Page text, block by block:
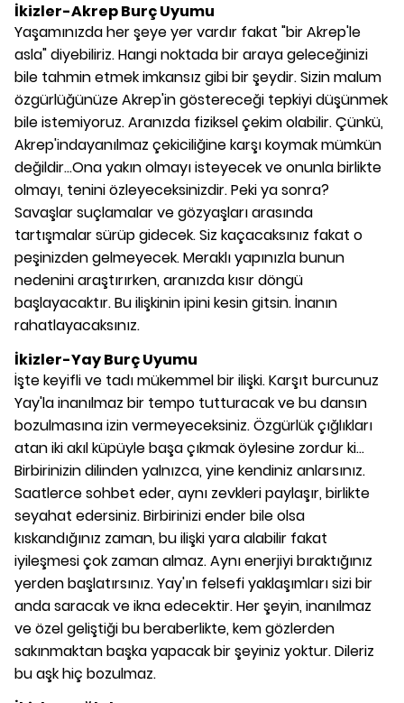
İkizler-Akrep Burç Uyumu
Yaşamınızda her şeye yer vardır fakat "bir Akrep'le
asla" diyebiliriz. Hangi noktada bir araya geleceğinizi
bile tahmin etmek imkansız gibi bir şeydir. Sizin malum
özgürlüğünüze Akrep'in göstereceği tepkiyi düşünmek
bile istemiyoruz. Aranızda fiziksel çekim olabilir. Çünkü,
Akrep'indayanılmaz çekiciliğine karşı koymak mümkün
değildir...Ona yakın olmayı isteyecek ve onunla birlikte
olmayı, tenini özleyeceksinizdir. Peki ya sonra?
Savaşlar suçlamalar ve gözyaşları arasında
tartışmalar sürüp gidecek. Siz kaçacaksınız fakat o
peşinizden gelmeyecek. Meraklı yapınızla bunun
nedenini araştırırken, aranızda kısır döngü
başlayacaktır. Bu ilişkinin ipini kesin gitsin. İnanın
rahatlayacaksınız.
İkizler-Yay Burç Uyumu
İşte keyifli ve tadı mükemmel bir ilişki. Karşıt burcunuz
Yay'la inanılmaz bir tempo tutturacak ve bu dansın
bozulmasına izin vermeyeceksiniz. Özgürlük çığlıkları
atan iki akıl küpüyle başa çıkmak öylesine zordur ki...
Birbirinizin dilinden yalnızca, yine kendiniz anlarsınız.
Saatlerce sohbet eder, aynı zevkleri paylaşır, birlikte
seyahat edersiniz. Birbirinizi ender bile olsa
kıskandığınız zaman, bu ilişki yara alabilir fakat
iyileşmesi çok zaman almaz. Aynı enerjiyi bıraktığınız
yerden başlatırsınız. Yay'ın felsefi yaklaşımları sizi bir
anda saracak ve ikna edecektir. Her şeyin, inanılmaz
ve özel geliştiği bu beraberlikte, kem gözlerden
sakınmaktan başka yapacak bir şeyiniz yoktur. Dileriz
bu aşk hiç bozulmaz.